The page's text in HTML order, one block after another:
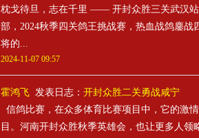
枕戈待旦，志在千里 —— 开封众胜三关武汉
部，2024秋季四关鸽王挑战赛，热血战鸽鏖
将的...
2024-11-07 09:57
霍鸿飞 发表日志： 开封众胜二关勇战咸宁
信鸽比赛，在众多体育比赛项目中，它的激
目。河南开封众胜秋季英雄会，也让更多人